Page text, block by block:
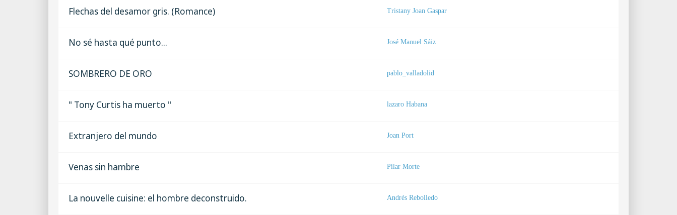
Flechas del desamor gris. (Romance) Tristany Joan Gaspar
No sé hasta qué punto... José Manuel Sáiz
SOMBRERO DE ORO pablo_valladolid
" Tony Curtis ha muerto " lazaro Habana
Extranjero del mundo Joan Port
Venas sin hambre Pilar Morte
La nouvelle cuisine: el hombre deconstruido. Andrés Rebolledo